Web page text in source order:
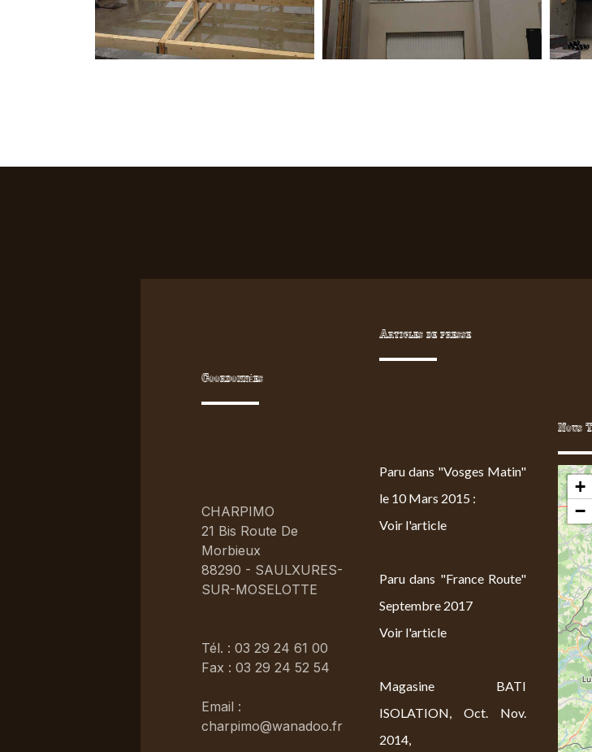
Coordonnées
CHARPIMO
21 Bis Route De
Morbieux
88290 - SAULXURES-
SUR-MOSELOTTE
Tél. : 03 29 24 61 00
Fax : 03 29 24 52 54
Email :
charpimo@wanadoo.fr
Articles de presse
Paru dans "Vosges Matin"
le 10 Mars 2015 :
Voir l'article
Paru dans "France Route"
Septembre 2017
Voir l'article
Magasine BATI
ISOLATION, Oct. Nov.
2014,
Nous
+
−